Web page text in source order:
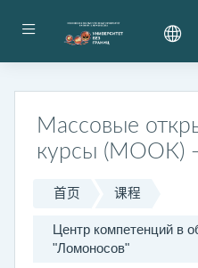
停靠面板
Массовые
курсы (МООК)
首页 课程
Центр компетенций в
"Ломоносов"